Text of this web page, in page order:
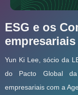
ESG e os
Yun Ki Lee, sócio da
do Pacto Global
empresariais com a